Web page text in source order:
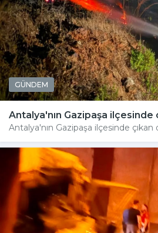
GÜNDEM
Antalya'nın Gazipaşa ilçesinde
Antalya'nın Gazipaşa ilçesinde çıkan